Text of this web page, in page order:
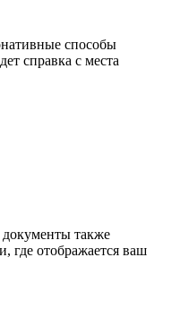
способы
справка с места
документы также
где отображается ваш